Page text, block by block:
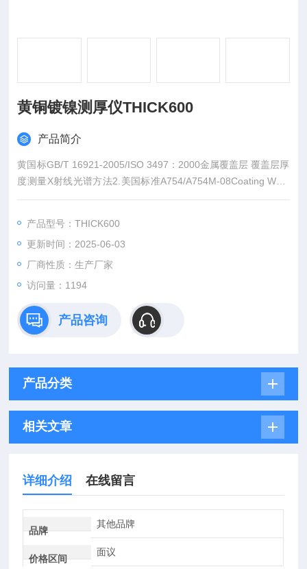
黄铜镀镍测厚仪THICK600
产品简介
黄国标GB/T 16921-2005/ISO 3497：2000金属覆盖层 覆盖层厚
度测量X射线光谱方法2.美国标准A754/A754M-08Coating Weig
ht（mass）of Metallic Coatings on steel by X-Ray Fluorescenc
00在技
产品型号：THICK600
更新时间：2025-06-03
厂商性质：生产厂家
访问量：1194
产品咨询
产品分类
相关文章
详细介绍 在线留言
品牌
其他品牌
价格区间
面议